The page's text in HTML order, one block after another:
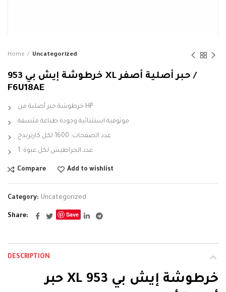
Home Uncategorized
خرطوشة إيش بي 953 XL حبر أصلية أصفر /
F6U18AE
خرطوشة حبر أصلية من HP
موثوقية استثنائية وجودة طباعة متسقة
عدد الصفحات: 1600 لكل كارتريدج
عدد الخراطيش لكل عبوة: 1
Compare Add to wishlist
Category: Uncategorized
Share Save
DESCRIPTION
خرطوشة إيش بي 953 XL حبر